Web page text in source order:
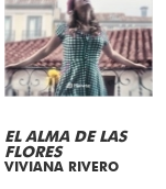
EL ALMA DE LAS
FLORES
VIVIANA RIVERO